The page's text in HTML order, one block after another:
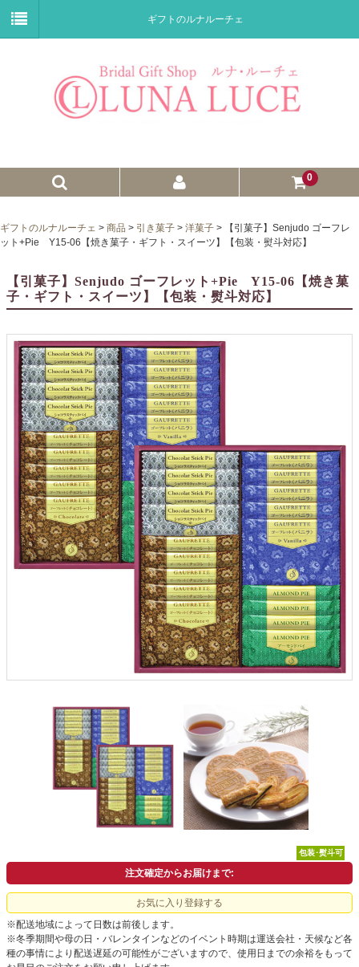
ギフトのルナルーチェ
0
ウェイトドール
子育て卒業証書
ウェルカムボード
クロックギフト
ペーパーアイテム
DIY用品
引菓子
引出物ギフト
カタログギフト
ブライダルバッグ
よくあるご質問
ドメイン指定受信について
無料サンプル・資料請求
ギフトのルナルーチェ > 商品 > 引き菓子 > 洋菓子 >
【引菓子】Senjudo ゴーフレ
ット+Pie Y15-06【焼き菓子・ギフト・スイーツ】【包装・熨斗対応】
【引菓子】Senjudo ゴーフレット+Pie Y15-06【焼き菓
子・ギフト・スイーツ】【包装・熨斗対応】
包装･熨斗可
注文確定からお届けまで:
お気に入り登録する
※配送地域によって日数は前後します。
※冬季期間や母の日・バレンタインなどのイベント時期は運送会社・天候など各
種の事情により配送遅延の可能性がございますので、使用日までの余裕をもって